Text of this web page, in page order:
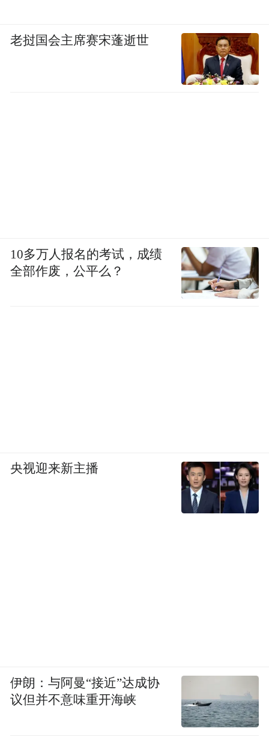
老挝国会主席赛宋蓬逝世
10多万人报名的考试，成绩
全部作废，公平么？
央视迎来新主播
伊朗：与阿曼“接近”达成协
议但并不意味重开海峡